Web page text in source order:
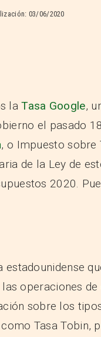
03/06/2020
laTasa Google,
el pasado
, o Impuesto sobre
de la Ley de
2020.
operaciones
sobre los
Tasa Tobin,